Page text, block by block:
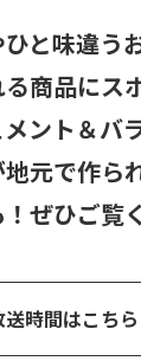
と味違う
商品にス
ント＆バ
元で作ら
ぜひご覧
時間はこちら